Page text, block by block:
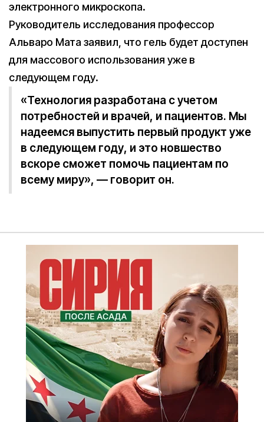
электронного микроскопа.
Руководитель исследования профессор
Альваро Мата заявил, что гель будет доступен
для массового использования уже в
следующем году.
«Технология разработана с учетом
потребностей и врачей, и пациентов. Мы
надеемся выпустить первый продукт уже
в следующем году, и это новшество
вскоре сможет помочь пациентам по
всему миру», — говорит он.